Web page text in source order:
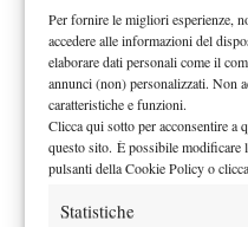
Per fornire le migliori esperienze,
accedere alle informazioni del
elaborare dati personali come il
annunci (non) personalizzati. Non
caratteristiche e funzioni.
Clicca qui sotto per acconsentire a
questo sito. È possibile modificare
pulsanti della Cookie Policy o
Statistiche